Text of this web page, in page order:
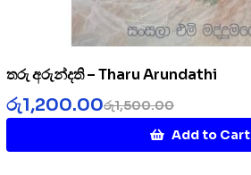
තරු අරුන්දති – Tharu Arundathi
රු1,500.00
රු1,200.00
Add to Cart